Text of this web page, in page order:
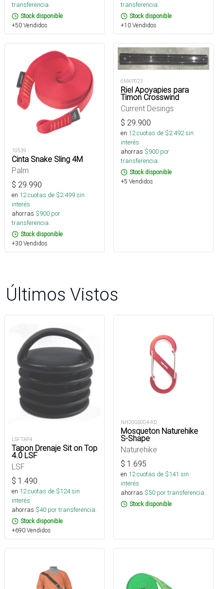
transferencia.
Stock disponible
+50 Vendidos
transferencia.
Stock disponible
+10 Vendidos
10539
Cinta Snake Sling 4M
Palm
$ 29.990
en 12cuotas de $2.499sin
interés
ahorras $900 por
transferencia.
Stock disponible
+30 Vendidos
6MKP023
Riel Apoyapies para
Timon Crosswind
Current Desings
$ 29.900
en 12cuotas de $2.492sin
interés
ahorras $900 por
transferencia.
Stock disponible
+5 Vendidos
Últimos Vistos
LSF TAP4
Tapon Drenaje Sit on Top
4.0 LSF
LSF
$ 1.490
en 12cuotas de $124sin
interés
ahorras $40 por transferencia.
Stock disponible
+690 Vendidos
NH20GS004-RD
Mosqueton Naturehike
S-Shape
Naturehike
$ 1.695
en 12cuotas de $141 sin
interés
ahorras $50 por transferencia.
Stock disponible